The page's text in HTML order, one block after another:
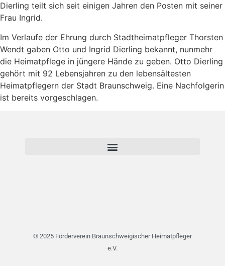
Dierling teilt sich seit einigen Jahren den Posten mit seiner
Frau Ingrid.
Im Verlaufe der Ehrung durch Stadtheimatpfleger Thorsten
Wendt gaben Otto und Ingrid Dierling bekannt, nunmehr
die Heimatpflege in jüngere Hände zu geben. Otto Dierling
gehört mit 92 Lebensjahren zu den lebensältesten
Heimatpflegern der Stadt Braunschweig. Eine Nachfolgerin
ist bereits vorgeschlagen.
© 2025 Förderverein Braunschweigischer Heimatpfleger
e.V.